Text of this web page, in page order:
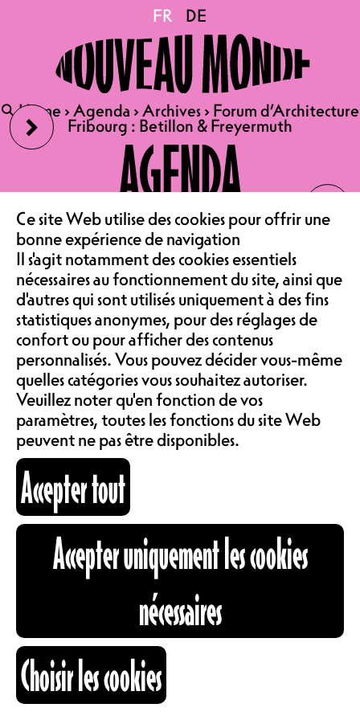
›
‹
FR DE
🔍Home ›Agenda ›Archives › Forum d’Architecture
Fribourg : Betillon & Freyermuth
AGENDA
LE CAFÉ
ASSOCIATION &
COMMUNAUTÉ
LOCATIONS
ABOS & TARIFS
INFORMATIONS
CARTOGRAPHIE
RECHERCHE
FR DE
🔍Home ›Agenda ›Archives › Forum d’Architecture
Fribourg : Betillon & Freyermuth
Forum d’Architecture
Fribourg : Betillon &
Freyermuth
FORUM D’ARCHITECTURE
FRIBOURG
BETILLON & FREYERMUTH
CONFÉRENCE | SALLE DE
SPECTACLE
ENTRÉE LIBRE
Le Forum d’Architecture Fribourg
est une plateforme régionale
d’informations, d’échanges, de
publications et de discussions
autour des thèmes de l’architecture.
https://fri-archi.ch/
https://www.instagram.com/
https://www.facebook.com/FAFribourg
HORAIRES
24.03.2026
Ce site Web utilise des cookies pour offrir une
bonne expérience de navigation
Il s'agit notamment des cookies essentiels
nécessaires au fonctionnement du site, ainsi que
d'autres qui sont utilisés uniquement à des fins
statistiques anonymes, pour des réglages de
confort ou pour afficher des contenus
personnalisés. Vous pouvez décider vous-même
quelles catégories vous souhaitez autoriser.
Veuillez noter qu'en fonction de vos
paramètres, toutes les fonctions du site Web
peuvent ne pas être disponibles.
Accepter tout
Accepter uniquement les cookies
nécessaires
Choisir les cookies